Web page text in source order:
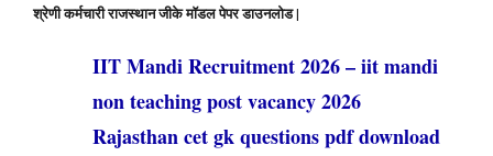
श्रेणी कर्मचारीराजस्थान जीके मॉडल पेपर डाउनलोड |
IIT Mandi Recruitment 2026 – iit mandi
non teaching post vacancy 2026
Rajasthan cet gk questions pdf download